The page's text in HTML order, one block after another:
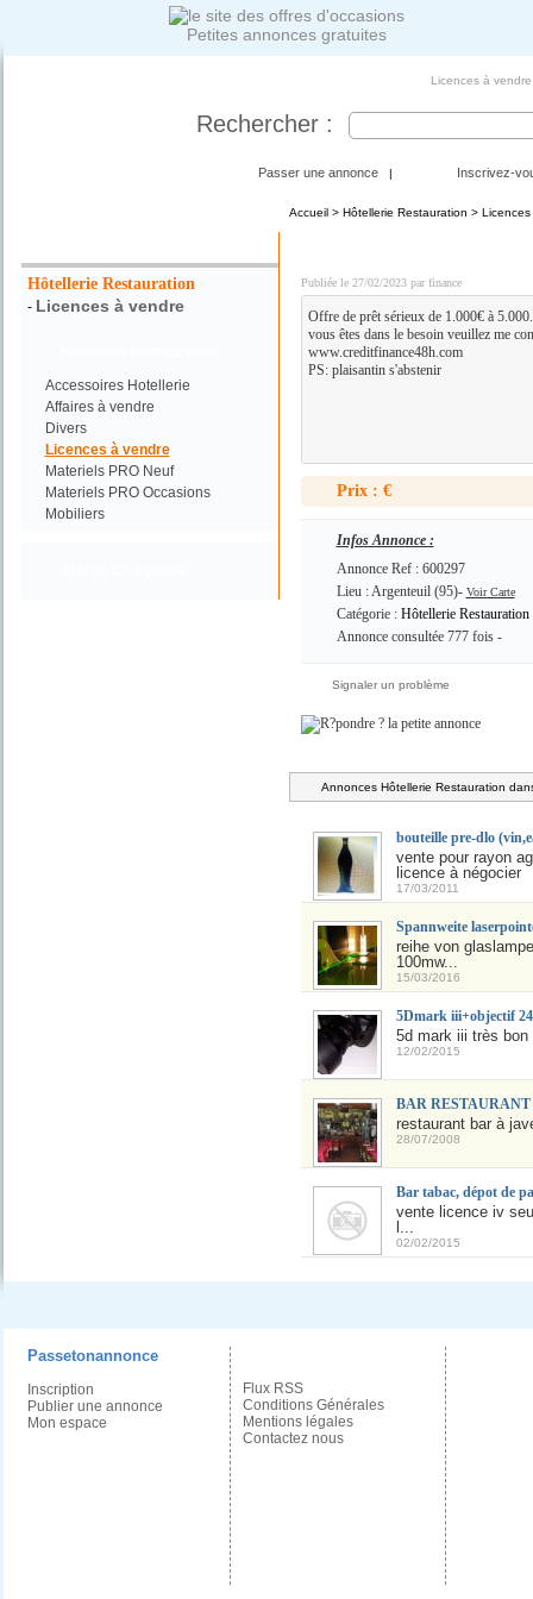
Petites annonces gratuites
Licences à
Rechercher :
Passer une annonce | Inscrivez-
Hôtellerie Restauration
- Licences à vendre
Accessoires Hotellerie
Affaires à vendre
Divers
Licences à vendre
Materiels PRO Neuf
Materiels PRO Occasions
Mobiliers
Accueil> Hôtellerie Restauration >
Publiée le 27/02/2023 par finance
Offre de prêt sérieux de 1.000€ à
vous êtes dans le besoin veuillez me
www.creditfinance48h.com
PS: plaisantin s'abstenir
Prix : €
Infos Annonce :
Annonce Ref : 600297
Lieu : Argenteuil (95)- Voir Carte
Catégorie : Hôtellerie Restauration
Annonce consultée 777 fois -
Signaler un problème
Annonces Hôtellerie Restauration
bouteille pre-dlo
vente pour rayon
licence à négocier
17/03/2011
Spannweite
reihe von
100mw...
15/03/2016
5Dmark iii+objectif
5d mark iii très
12/02/2015
BAR RESTAURANT
restaurant bar à
28/07/2008
Bar tabac, dépot de
vente licence iv
l...
02/02/2015
Passetonannonce
Inscription
Publier une annonce
Mon espace
Flux RSS
Conditions Générales
Mentions légales
Contactez nous